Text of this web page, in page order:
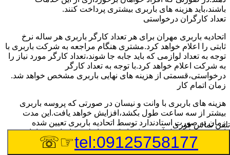
باشند،باید هزینه های باربری بیشتری پرداخت کنند.
تعداد کارگران درخواستی
اتحادیه باربری مهران برای هر تعداد کارگر باربری هر ساله نرخ
ثابتی را اعلام خواهد کرد.مشتری هنگام مراجعه به شرکت باربری با
توجه به تعداد لوازمی که باید جابه جا شوند،تعداد کارگر مورد نیاز را
به شرکت اعلام خواهد کرد.با توجه به تعداد کارگر
درخواستی،قسمتی از هزینه های نهایی باربری مشخص خواهد شد.
زمان اتمام کار
هزینه های باربری با وانت و نیسان در صورتی که پروسه باربری
بیشتر از سه ساعت طول بکشد،افزایش خواهد یافت.این مدت
زمان به صورت استادندارد توسط اتحادیه باربری تعیین شده
است.عواملی مثل آب وهوا،ترافیک،شرایط جغرافیایی مبدا یا حجم
زیاد لوازم ممکن است باعث افزایش مدت زمان بارگیری و باربری
شوند که افزایش هزینه های باربری را در پی خواهند داشت.
تلفن تماس فوری
tel:09125758177
☞☏